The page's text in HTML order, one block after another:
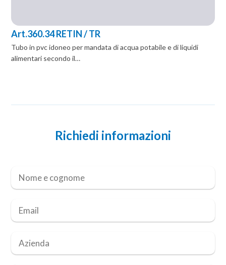
Art.360.34 RETIN / TR
Tubo in pvc idoneo per mandata di acqua potabile e di liquidi
alimentari secondo il…
Richiedi informazioni